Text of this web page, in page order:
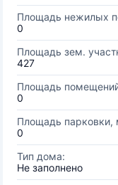
Площадь нежилых
0
Площадь зем.
427
Площадь
0
Площадь парковки,
0
Тип дома:
Не заполнено